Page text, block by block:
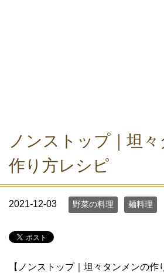
ノンストップ｜坦
作り方レシピ
2021-12-03 野菜の料理 麺料理
【ノンストップ｜坦々タンメンの作